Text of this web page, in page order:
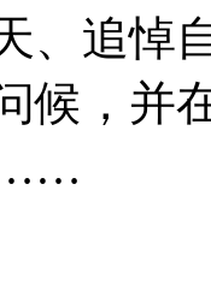
、追悼
候，并
……